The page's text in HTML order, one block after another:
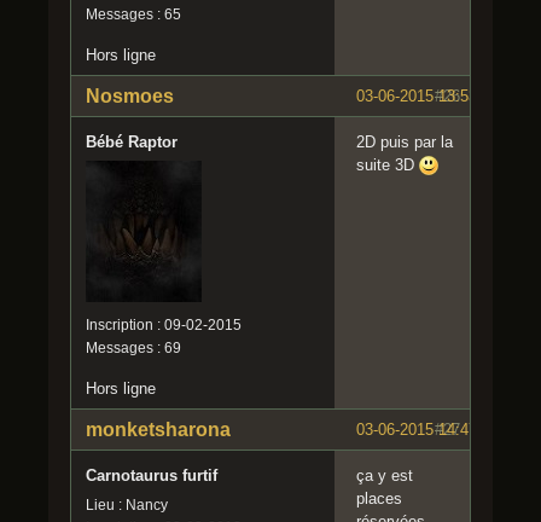
Messages : 65
Hors ligne
#26
03-06-2015 13:53:11
Nosmoes
Bébé Raptor
Inscription : 09-02-2015
Messages : 69
2D puis par la
suite 3D
Hors ligne
#27
03-06-2015 14:47:28
monketsharona
Carnotaurus furtif
Lieu : Nancy
ça y est
places